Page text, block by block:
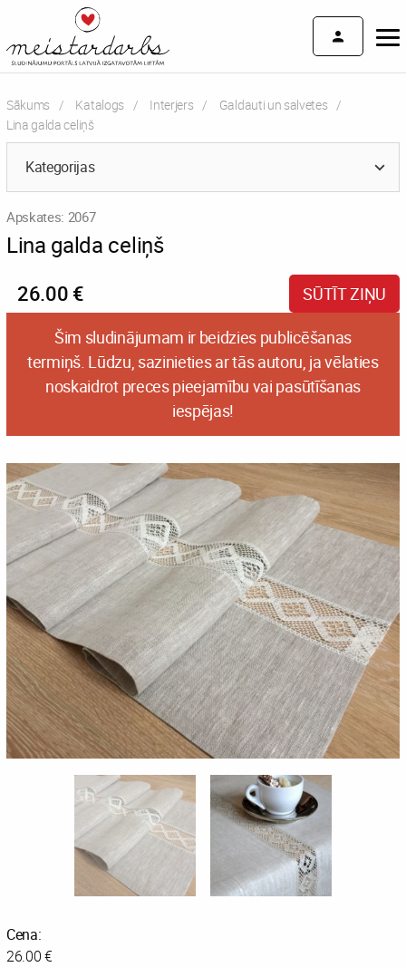
Sākums Katalogs Interjers
Galdauti un salvetes
Current:
Lina galda celiņš
Kategorijas
Apskates: 2067
Lina galda celiņš
26.00 €
SŪTĪT ZIŅU
Šim sludinājumam ir beidzies publicēšanas
termiņš. Lūdzu, sazinieties ar tās autoru, ja vēlaties
noskaidrot preces pieejamību vai pasūtīšanas
iespējas!
Cena:
26.00 €